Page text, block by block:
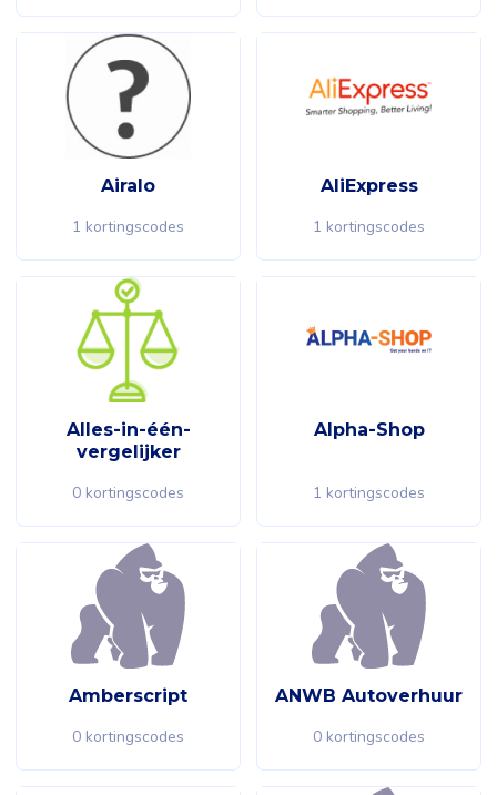
Airalo
1 kortingscodes
AliExpress
1 kortingscodes
Alles-in-één-
vergelijker
0 kortingscodes
Alpha-Shop
1 kortingscodes
Amberscript
0 kortingscodes
ANWB Autoverhuur
0 kortingscodes